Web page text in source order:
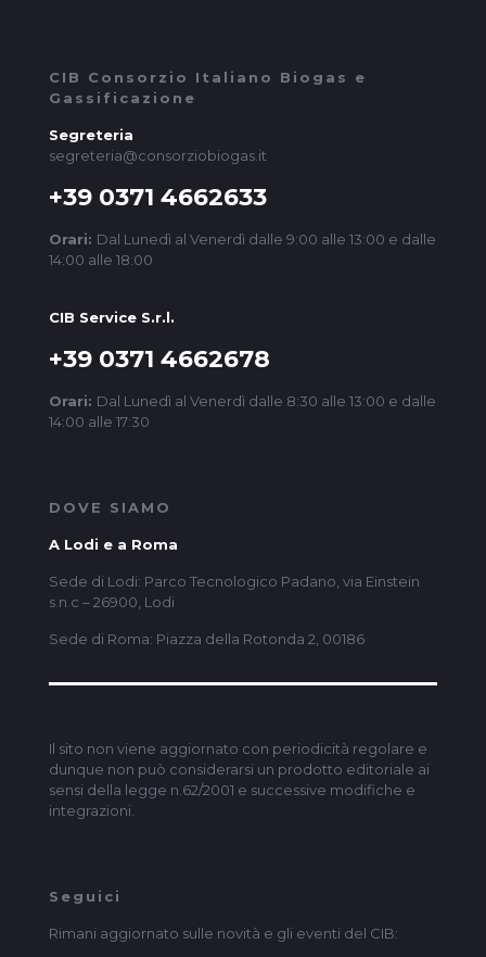
CIB Consorzio Italiano Biogas e
Gassificazione
Segreteria
segreteria@consorziobiogas.it
+39 0371 4662633
Orari: Dal Lunedì al Venerdì dalle 9:00 alle 13:00 e dalle
14:00 alle 18:00
CIB Service S.r.l.
+39 0371 4662678
Orari: Dal Lunedì al Venerdì dalle 8:30 alle 13:00 e dalle
14:00 alle 17:30
DOVE SIAMO
A Lodi e a Roma
Sede di Lodi: Parco Tecnologico Padano, via Einstein
s.n.c – 26900, Lodi
Sede di Roma: Piazza della Rotonda 2, 00186
Il sito non viene aggiornato con periodicità regolare e
dunque non può considerarsi un prodotto editoriale ai
sensi della legge n.62/2001 e successive modifiche e
integrazioni.
Seguici
Rimani aggiornato sulle novità e gli eventi del CIB: